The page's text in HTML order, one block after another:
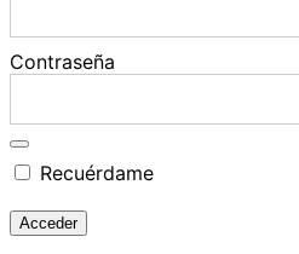
Contraseña
Recuérdame